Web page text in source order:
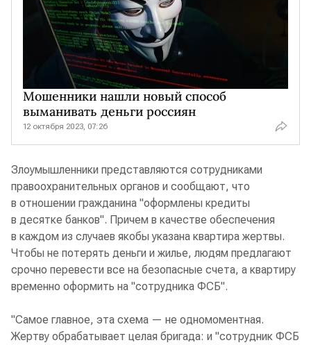
Мошенники нашли новый способ
выманивать деньги россиян
12 октября 2023, 07:26
Злоумышленники представляются сотрудниками
правоохранительных органов и сообщают, что
в отношении гражданина "оформлены кредиты
в десятке банков". Причем в качестве обеспечения
в каждом из случаев якобы указана квартира жертвы.
Чтобы не потерять деньги и жилье, людям предлагают
срочно перевести все на безопасные счета, а квартиру
временно оформить на "сотрудника ФСБ".
"Самое главное, эта схема — не одномоментная.
Жертву обрабатывает целая бригада: и "сотрудник ФСБ